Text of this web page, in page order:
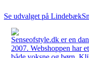
Se udvalget på
Senseofstyle.dk er en
2007. Webshoppen har